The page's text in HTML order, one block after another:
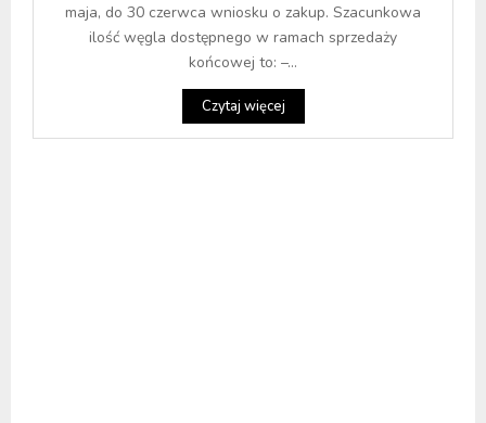
maja, do 30 czerwca wniosku o zakup. Szacunkowa
ilość węgla dostępnego w ramach sprzedaży
końcowej to: –...
Czytaj więcej